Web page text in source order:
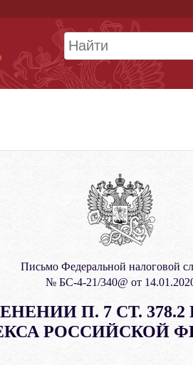
Письмо Федеральной налоговой
№ БС-4-21/340@ от
П. 7 СТ.
РОССИЙСКОЙ